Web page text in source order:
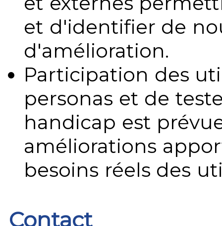
et d'identifier de
d'amélioration.
Participation des
personas et de
handicap est
améliorations
besoins réels des
Contact